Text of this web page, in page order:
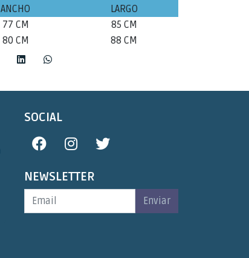
ANCHO
LARGO
77 CM
85 CM
80 CM 88 CM
SOCIAL
NEWSLETTER
Enviar